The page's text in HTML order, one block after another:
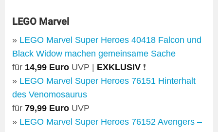
LEGO Marvel
» LEGO Marvel Super Heroes 40418 Falcon und
Black Widow machen gemeinsame Sache
für 14,99 Euro UVP | EXKLUSIV ❗
» LEGO Marvel Super Heroes 76151 Hinterhalt
des Venomosaurus
für 79,99 Euro UVP
» LEGO Marvel Super Heroes 76152 Avengers –